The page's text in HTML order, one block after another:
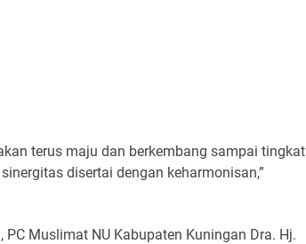
terus maju dan berkembang sampai tingkat
disertai dengan keharmonisan,”
Muslimat NU Kabupaten Kuningan Dra. Hj.